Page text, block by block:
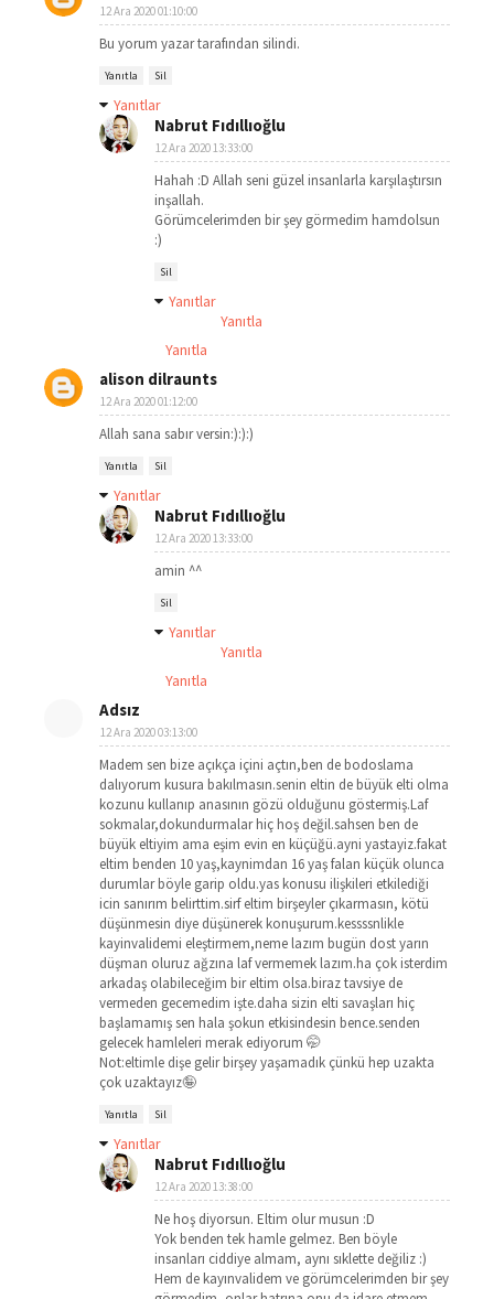
12 Ara 2020 01:10:00
Bu yorum yazar tarafından silindi.
Yanıtla Sil
Yanıtlar
Nabrut Fıdıllıoğlu
12 Ara 2020 13:33:00
Hahah :D Allah seni güzel insanlarla karşılaştırsın
inşallah.
Görümcelerimden bir şey görmedim hamdolsun
:)
Sil
Yanıtlar
Yanıtla
Yanıtla
alison dilraunts
12 Ara 2020 01:12:00
Allah sana sabır versin:):):)
Yanıtla Sil
Yanıtlar
Nabrut Fıdıllıoğlu
12 Ara 2020 13:33:00
amin ^^
Sil
Yanıtlar
Yanıtla
Yanıtla
Adsız
12 Ara 2020 03:13:00
Madem sen bize açıkça içini açtın,ben de bodoslama
dalıyorum kusura bakılmasın.senin eltin de büyük elti olma
kozunu kullanıp anasının gözü olduğunu göstermiş.Laf
sokmalar,dokundurmalar hiç hoş değil.sahsen ben de
büyük eltiyim ama eşim evin en küçüğü.ayni yastayiz.fakat
eltim benden 10 yaş,kaynimdan 16 yaş falan küçük olunca
durumlar böyle garip oldu.yas konusu ilişkileri etkilediği
icin sanırım belirttim.sirf eltim birşeyler çıkarmasın, kötü
düşünmesin diye düşünerek konuşurum.kessssnlikle
kayinvalidemi eleştirmem,neme lazım bugün dost yarın
düşman oluruz ağzına laf vermemek lazım.ha çok isterdim
arkadaş olabileceğim bir eltim olsa.biraz tavsiye de
vermeden gecemedim işte.daha sizin elti savaşları hiç
başlamamış sen hala şokun etkisindesin bence.senden
gelecek hamleleri merak ediyorum 🤭
Not:eltimle dişe gelir birşey yaşamadık çünkü hep uzakta
çok uzaktayız🤪
Yanıtla Sil
Yanıtlar
Nabrut Fıdıllıoğlu
12 Ara 2020 13:38:00
Ne hoş diyorsun. Eltim olur musun :D
Yok benden tek hamle gelmez. Ben böyle
insanları ciddiye almam, aynı sıklette değiliz :)
Hem de kayınvalidem ve görümcelerimden bir şey